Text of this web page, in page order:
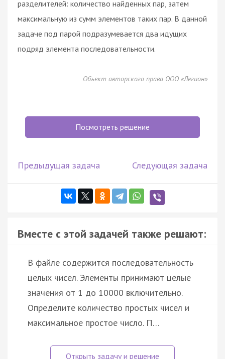
разделителей: количество найденных пар, затем
максимальную из сумм элементов таких пар. В данной
задаче под парой подразумевается два идущих
подряд элемента последовательности.
Объект авторского права ООО «Легион»
Посмотреть решение
Предыдущая задача Следующая задача
Вместе с этой задачей также решают:
В файле содержится последовательность
целых чисел. Элементы принимают целые
значения от 1 до 10000 включительно.
Определите количество простых чисел и
максимальное простое число. П…